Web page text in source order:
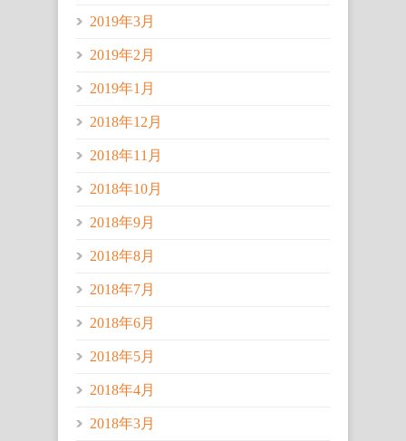
2019年3月
2019年2月
2019年1月
2018年12月
2018年11月
2018年10月
2018年9月
2018年8月
2018年7月
2018年6月
2018年5月
2018年4月
2018年3月